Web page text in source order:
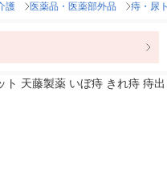
護 医薬品・医薬部外品 痔・尿